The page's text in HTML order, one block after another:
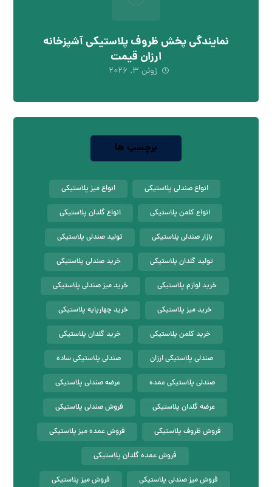
نمایندگی پخش ظروف پلاستیکی آشپزخانه
ارزان قیمت
ژوئن ۳, ۲۰۲۶
برچسب ها
انواع صندلی پلاستیکی انواع میز پلاستیکی
انواع کلمن پلاستیکی انواع گلدان پلاستیکی
بازار صندلی پلاستیکی تولید صندلی پلاستیکی
تولید گلدان پلاستیکی خرید صندلی پلاستیکی
خرید لوازم پلاستیکی خرید میز صندلی پلاستیکی
خرید میز پلاستیکی خرید چهارپایه پلاستیکی
خرید کلمن پلاستیکی خرید گلدان پلاستیکی
صندلی پلاستیکی ارزان صندلی پلاستیکی ساده
صندلی پلاستیکی عمده عرضه صندلی پلاستیکی
عرضه گلدان پلاستیکی فروش صندلی پلاستیکی
فروش ظروف پلاستیکی فروش عمده میز پلاستیکی
فروش عمده گلدان پلاستیکی
فروش میز صندلی پلاستیکی فروش میز پلاستیکی